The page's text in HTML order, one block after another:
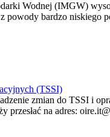
Wodnej (IMGW)
bardzo niskiego
(TSSI)
zmian do TSSI i
przesłać na adres: